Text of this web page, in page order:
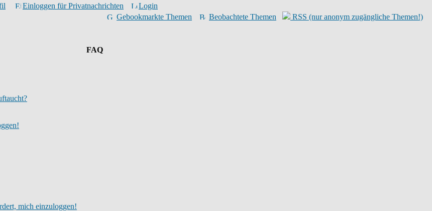
Einloggen für Privatnachrichten
Login
Gebookmarkte Themen
Beobachtete Themen RSS (nur anonym zugängliche Themen!)
FAQ
mich einzuloggen!